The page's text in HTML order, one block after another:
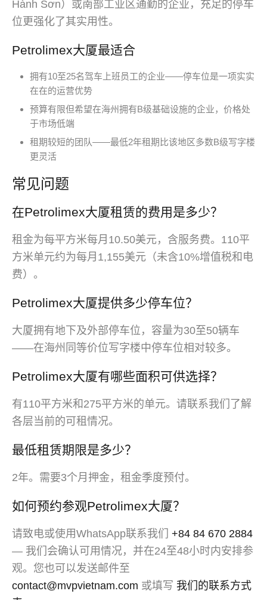
Hành Sơn）或南部工业区通勤的企业，充足的停车
位更强化了其实用性。
Petrolimex大厦最适合
拥有10至25名驾车上班员工的企业——停车位是一项实实
在在的运营优势
预算有限但希望在海州拥有B级基础设施的企业，价格处
于市场低端
租期较短的团队——最低2年租期比该地区多数B级写字楼
更灵活
常见问题
在Petrolimex大厦租赁的费用是多少？
租金为每平方米每月10.50美元，含服务费。110平
方米单元约为每月1,155美元（未含10%增值税和电
费）。
Petrolimex大厦提供多少停车位？
大厦拥有地下及外部停车位，容量为30至50辆车
——在海州同等价位写字楼中停车位相对较多。
Petrolimex大厦有哪些面积可供选择？
有110平方米和275平方米的单元。请联系我们了解
各层当前的可租情况。
最低租赁期限是多少？
2年。需要3个月押金，租金季度预付。
如何预约参观Petrolimex大厦？
请致电或使用WhatsApp联系我们 +84 84 670 2884
— 我们会确认可用情况，并在24至48小时内安排参
观。您也可以发送邮件至
contact@mvpvietnam.com 或填写 我们的联系方式